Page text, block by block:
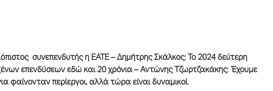
συνεπενδυτής η ΕΑΤΕ–Δημήτρης Σκάλκος: Το 2024 δεύτερη
επενδύσεων εδώ και 20 χρόνια–Αντώνης Τζωρτζακάκης: Έχουμε
φαίνονταν περίεργοι, αλλά τώρα είναι δυναμικοί.